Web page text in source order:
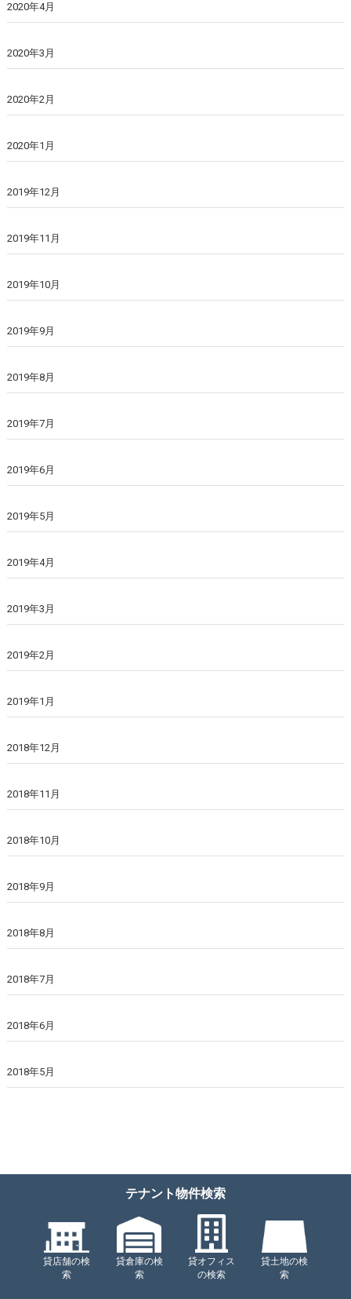
2020年4月
2020年3月
2020年2月
2020年1月
2019年12月
2019年11月
2019年10月
2019年9月
2019年8月
2019年7月
2019年6月
2019年5月
2019年4月
2019年3月
2019年2月
2019年1月
2018年12月
2018年11月
2018年10月
2018年9月
2018年8月
2018年7月
2018年6月
2018年5月
テナント物件検索
貸店舗の検
索
貸倉庫の検
索
貸オフィス
の検索
貸土地の検
索